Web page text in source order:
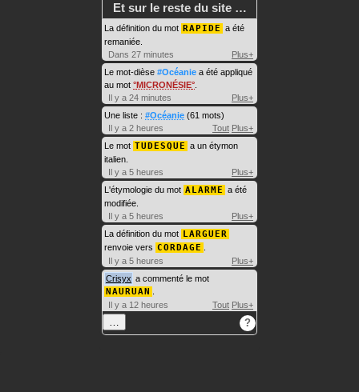
Et sur le reste du site …
La définition du mot RAPIDE a été
remaniée.
Dans 27 minutes
Plus+
Le mot-dièse #Océanie a été appliqué
au mot
MICRONÉSIE
Il y a 24 minutes
Plus+
Une liste : #Océanie (61 mots)
Il y a 2 heures
Tout Plus+
Le mot TUDESQUE a un étymon
italien.
Il y a 5 heures
Plus+
L'étymologie du mot ALARME a été
modifiée.
Il y a 5 heures
Plus+
La définition du mot LARGUER
renvoie vers CORDAGE
Il y a 5 heures
Plus+
Crisyx a commenté le mot
NAURUAN
Il y a 12 heures
Tout Plus+
… ?